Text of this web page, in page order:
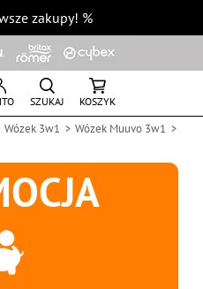
zakupy! %
SZUKAJ KOSZYK
Wózek 3w1
Wózek Muuvo 3w1